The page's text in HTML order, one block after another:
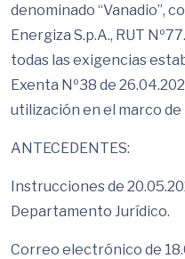
denominado “Vanadio”,
Energiza S.p.A., RUT
todas las exigencias
Exenta Nº38 de
utilización en el marco
ANTECEDENTES:
Instrucciones de
Departamento Jurídico.
Correo electrónico de